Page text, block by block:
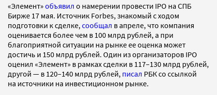
«Элемент» объявил о намерении провести IPO на СПБ
Бирже 17 мая. Источник Forbes, знакомый с ходом
подготовки к сделке, сообщал в апреле, что компания
оценивается более чем в 100 млрд рублей, а при
благоприятной ситуации на рынке ее оценка может
достичь и 150 млрд рублей. Один из организаторов IPO
оценил «Элемент» в рамках сделки в 117–130 млрд рублей,
другой — в 120–140 млрд рублей, писал РБК со ссылкой
на источники на инвестиционном рынке.